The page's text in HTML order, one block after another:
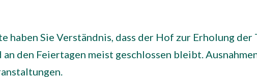
haben Sie Verständnis, dass der Hof zur Erholung
an den Feiertagen meist geschlossen bleibt.